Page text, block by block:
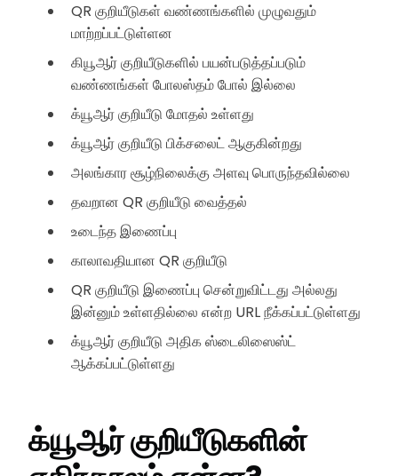
QR குறியீடுகள் வண்ணங்களில் முழுவதும்
மாற்றப்பட்டுள்ளன
கியூஆர் குறியீடுகளில் பயன்படுத்தப்படும்
வண்ணங்கள் போலஸ்தம் போல் இல்லை
க்யூஆர் குறியீடு மோதல் உள்ளது
க்யூஆர் குறியீடு பிக்சலைட் ஆகுகின்றது
அலங்கார சூழ்நிலைக்கு அளவு பொருந்தவில்லை
தவறான QR குறியீடு வைத்தல்
உடைந்த இணைப்பு
காலாவதியான QR குறியீடு
QR குறியீடு இணைப்பு சென்றுவிட்டது அல்லது
இன்னும் உள்ளதில்லை என்ற URL நீக்கப்பட்டுள்ளது
க்யூஆர் குறியீடு அதிக ஸ்டைலிஸைஸ்ட்
ஆக்கப்பட்டுள்ளது
க்யூஆர் குறியீடுகளின்